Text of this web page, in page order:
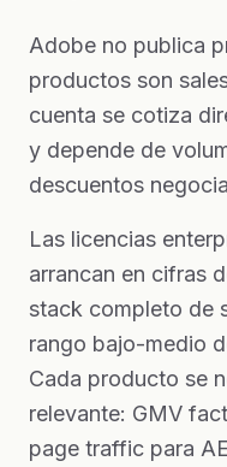
Adobe no publica
productos son
cuenta se cotiza
y depende de
descuentos
Las licencias
arrancan en cifras
stack completo de
rango bajo-medio
Cada producto se
relevante: GMV
page traffic para